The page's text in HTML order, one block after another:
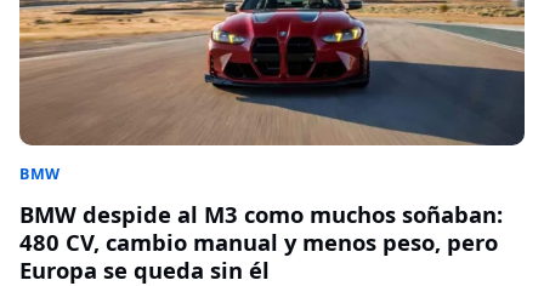
BMW
BMW despide al M3 como muchos soñaban:
480 CV, cambio manual y menos peso, pero
Europa se queda sin él